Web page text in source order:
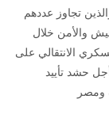
تجاوز عددهم
والأمن خلال
الانتقالي على
حشد تأييد